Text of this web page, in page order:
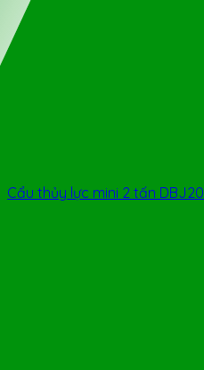
Cẩu thủy lực mini 2 tấn DBJ20